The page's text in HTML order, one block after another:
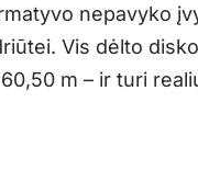
nepavyko
Vis dėlto
m – ir turi